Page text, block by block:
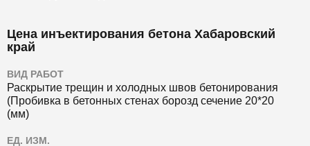
Цена инъектирования бетона Хабаровский
край
ВИД РАБОТ
Раскрытие трещин и холодных швов бетонирования
(Пробивка в бетонных стенах борозд сечение 20*20
(мм)
ЕД. ИЗМ.